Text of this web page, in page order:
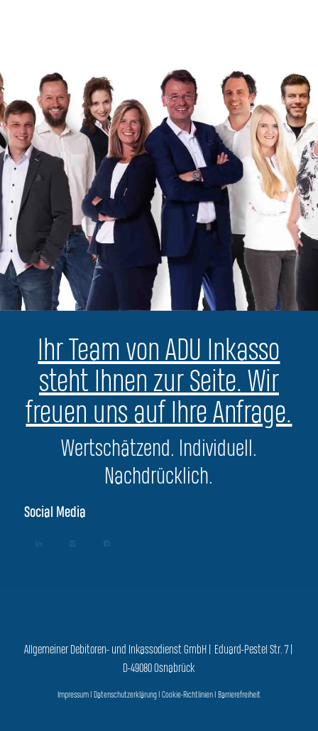
Ihr Team von ADU Inkasso
steht Ihnen zur Seite. Wir
freuen uns auf Ihre Anfrage.
Wertschätzend. Individuell.
Nachdrücklich.
Social Media
Allgemeiner Debitoren- und Inkassodienst GmbH | Eduard-Pestel Str. 7 |
D-49080 Osnabrück
Impressum| Datenschutzerklärung| Cookie-Richtlinien| Barrierefreiheit